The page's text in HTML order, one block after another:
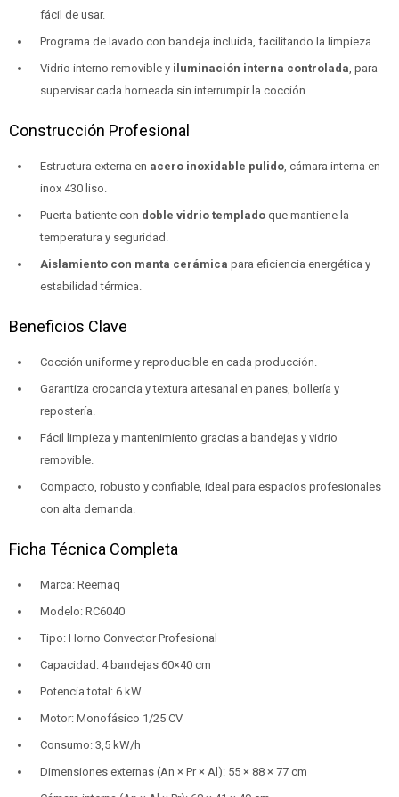
fácil de usar.
Programa de lavado con bandeja incluida, facilitando la limpieza.
Vidrio interno removible y iluminación interna controlada , para
supervisar cada horneada sin interrumpir la cocción.
Construcción Profesional
Estructura externa en acero inoxidable pulido , cámara interna en
inox 430 liso.
Puerta batiente con doble vidrio templado que mantiene la
temperatura y seguridad.
Aislamiento con manta cerámica para eficiencia energética y
estabilidad térmica.
Beneficios Clave
Cocción uniforme y reproducible en cada producción.
Garantiza crocancia y textura artesanal en panes, bollería y
repostería.
Fácil limpieza y mantenimiento gracias a bandejas y vidrio
removible.
Compacto, robusto y confiable, ideal para espacios profesionales
con alta demanda.
Ficha Técnica Completa
Marca: Reemaq
Modelo: RC6040
Tipo: Horno Convector Profesional
Capacidad: 4 bandejas 60×40 cm
Potencia total: 6 kW
Motor: Monofásico 1/25 CV
Consumo: 3,5 kW/h
Dimensiones externas (An × Pr × Al): 55 × 88 × 77 cm